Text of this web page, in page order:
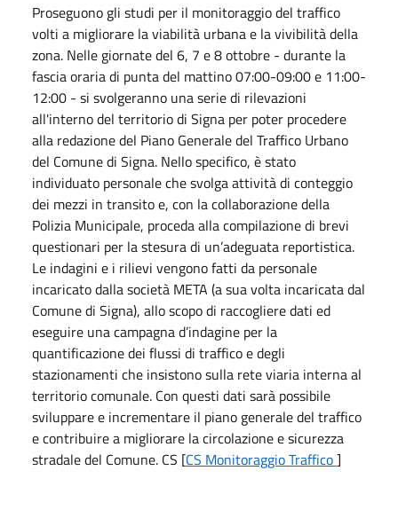
Proseguono gli studi per il monitoraggio del traffico
volti a migliorare la viabilità urbana e la vivibilità della
zona. Nelle giornate del 6, 7 e 8 ottobre - durante la
fascia oraria di punta del mattino 07:00-09:00 e 11:00-
12:00 - si svolgeranno una serie di rilevazioni
all'interno del territorio di Signa per poter procedere
alla redazione del Piano Generale del Traffico Urbano
del Comune di Signa. Nello specifico, è stato
individuato personale che svolga attività di conteggio
dei mezzi in transito e, con la collaborazione della
Polizia Municipale, proceda alla compilazione di brevi
questionari per la stesura di un’adeguata reportistica.
Le indagini e i rilievi vengono fatti da personale
incaricato dalla società META (a sua volta incaricata dal
Comune di Signa), allo scopo di raccogliere dati ed
eseguire una campagna d’indagine per la
quantificazione dei flussi di traffico e degli
stazionamenti che insistono sulla rete viaria interna al
territorio comunale. Con questi dati sarà possibile
sviluppare e incrementare il piano generale del traffico
e contribuire a migliorare la circolazione e sicurezza
stradale del Comune. CS [CS Monitoraggio Traffico]